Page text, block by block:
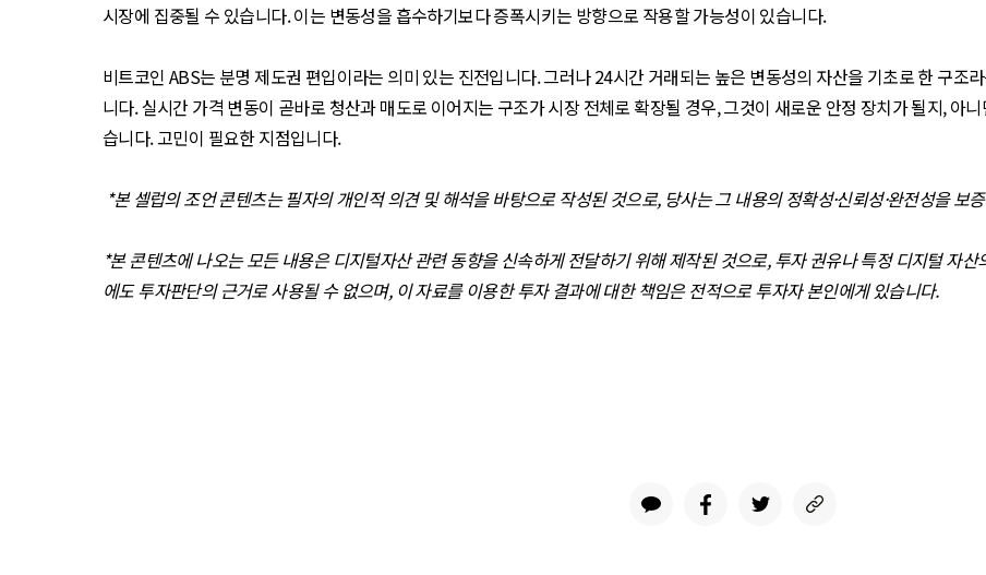
시장에 집중될 수 있습니다. 이는 변동성을 흡수하기보다 증폭시키는 방향으로 작용할 가능성이 있습니다.
비트코인 ABS는 분명 제도권 편입이라는 의미 있는 진전입니다. 그러나 24시간 거래되는 높은 변동성의 자산을 기초로 한 구조
니다. 실시간 가격 변동이 곧바로 청산과 매도로 이어지는 구조가 시장 전체로 확장될 경우, 그것이 새로운 안정 장치가 될지, 아
습니다. 고민이 필요한 지점입니다.
*본 셀럽의 조언 콘텐츠는 필자의 개인적 의견 및 해석을 바탕으로 작성된 것으로, 당사는 그 내용의 정확성·신뢰성·완전성을
*본 콘텐츠에 나오는 모든 내용은 디지털자산 관련 동향을 신속하게 전달하기 위해 제작된 것으로, 투자 권유나 특정 디지털 자
에도 투자판단의 근거로 사용될 수 없으며, 이 자료를 이용한 투자 결과에 대한 책임은 전적으로 투자자 본인에게 있습니다.